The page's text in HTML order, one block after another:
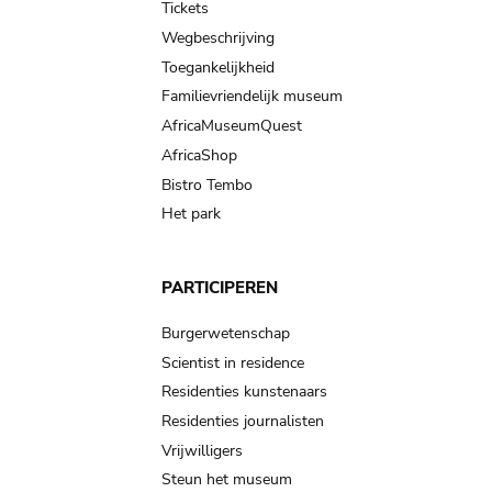
Tickets
Wegbeschrijving
Toegankelijkheid
Familievriendelijk museum
AfricaMuseumQuest
AfricaShop
Bistro Tembo
Het park
PARTICIPEREN
Burgerwetenschap
Scientist in residence
Residenties kunstenaars
Residenties journalisten
Vrijwilligers
Steun het museum